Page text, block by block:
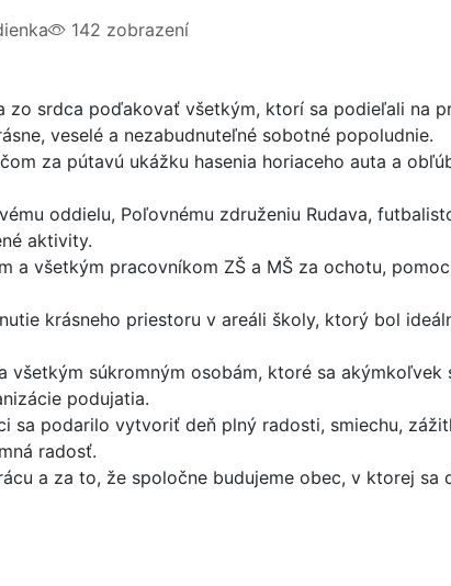
142 zobrazení
zo srdca poďakovať všetkým, ktorí sa podieľali na
veselé a nezabudnuteľné sobotné popoludnie.
za pútavú ukážku hasenia horiaceho auta a
oddielu, Poľovnému združeniu Rudava,
aktivity.
a všetkým pracovníkom ZŠ a MŠ za ochotu,
krásneho priestoru v areáli školy, ktorý bol
všetkým súkromným osobám, ktoré sa
podujatia.
sa podarilo vytvoriť deň plný radosti, smiechu,
radosť.
a za to, že spoločne budujeme obec, v ktorej sa